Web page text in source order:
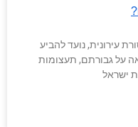
עירונית, נועד להביע
על גבורתם, תעצומות
ישראל